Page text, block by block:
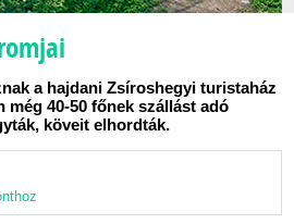
a hajdani Zsíroshegyi turistaház
még 40-50 főnek szállást adó
köveit elhordták.